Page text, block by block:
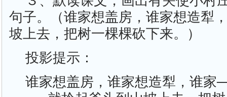
句子。（谁家想盖房，谁家想造犁
坡上去，把树一棵棵砍下来。）
投影提示：
谁家想盖房，谁家想造犁，谁